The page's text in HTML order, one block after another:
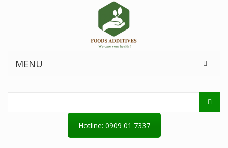
MENU
Hotline: 0909 01 7337